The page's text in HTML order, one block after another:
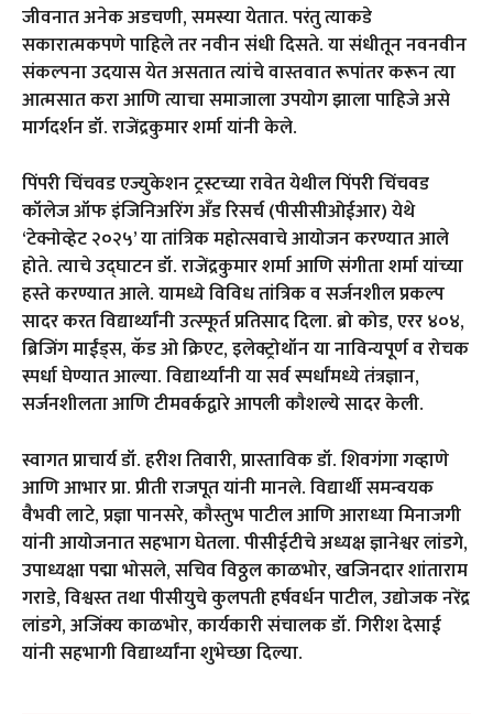
जीवनात अनेक अडचणी, समस्या येतात. परंतु त्याकडे
सकारात्मकपणे पाहिले तर नवीन संधी दिसते. या संधीतून नवनवीन
संकल्पना उदयास येत असतात त्यांचे वास्तवात रूपांतर करून त्या
आत्मसात करा आणि त्याचा समाजाला उपयोग झाला पाहिजे असे
मार्गदर्शन डॉ.‌ राजेंद्रकुमार शर्मा यांनी केले.
पिंपरी चिंचवड एज्युकेशन ट्रस्टच्या रावेत येथील पिंपरी चिंचवड
कॉलेज ऑफ इंजिनिअरिंग अँड रिसर्च (पीसीसीओईआर) येथे
‘टेक्नोव्हेट २०२५’ या तांत्रिक महोत्सवाचे आयोजन करण्यात आले
होते. त्याचे उद्घाटन डॉ. राजेंद्रकुमार शर्मा आणि संगीता शर्मा यांच्या
हस्ते करण्यात आले. यामध्ये विविध तांत्रिक व सर्जनशील प्रकल्प
सादर करत विद्यार्थ्यांनी उत्स्फूर्त प्रतिसाद दिला. ब्रो कोड, एरर ४०४,
ब्रिजिंग माईंड्स, कॅड ओ क्रिएट, इलेक्ट्रोथॉन या नाविन्यपूर्ण व रोचक
स्पर्धा घेण्यात आल्या. विद्यार्थ्यांनी या सर्व स्पर्धांमध्ये तंत्रज्ञान,
सर्जनशीलता आणि टीमवर्कद्वारे आपली कौशल्ये सादर केली.
स्वागत प्राचार्य डॉ. हरीश तिवारी, प्रास्ताविक डॉ. शिवगंगा गव्हाणे
आणि आभार प्रा. प्रीती राजपूत यांनी मानले. विद्यार्थी समन्वयक
वैभवी लाटे, प्रज्ञा पानसरे, कौस्तुभ पाटील आणि आराध्या मिनाजगी
यांनी आयोजनात सहभाग घेतला.पीसीईटीचे अध्यक्ष ज्ञानेश्वर लांडगे,
उपाध्यक्षा पद्मा भोसले, सचिव विठ्ठल काळभोर, खजिनदार शांताराम
गराडे, विश्वस्त तथा पीसीयुचे कुलपती हर्षवर्धन पाटील, उद्योजक नरेंद्र
लांडगे, अजिंक्य काळभोर, कार्यकारी संचालक डॉ. गिरीश देसाई
यांनी सहभागी विद्यार्थ्यांना शुभेच्छा दिल्या.